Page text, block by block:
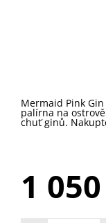
Mermaid Pink
palírna na
chuť ginů.
1